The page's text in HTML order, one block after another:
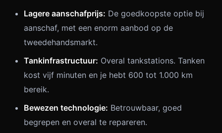
Lagere aanschafprijs: De goedkoopste optie bij
aanschaf, met een enorm aanbod op de
tweedehandsmarkt.
Tankinfrastructuur: Overal tankstations. Tanken
kost vijf minuten en je hebt 600 tot 1.000 km
bereik.
Bewezen technologie: Betrouwbaar, goed
begrepen en overal te repareren.